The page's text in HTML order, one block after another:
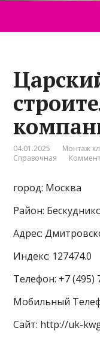
04.01.2025 Монтаж
Справочная
город: Москва
Район:
Адрес:
Индекс: 127474.0
Телефон: +7 (495)
Мобильный
Сайт: http://uk-